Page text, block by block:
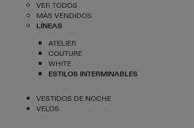
VER TODOS
MÁS VENDIDOS
LÍNEAS
ATELIER
COUTURE
WHITE
ESTILOS INTERMINABLES
VESTIDOS DE NOCHE
VELOS